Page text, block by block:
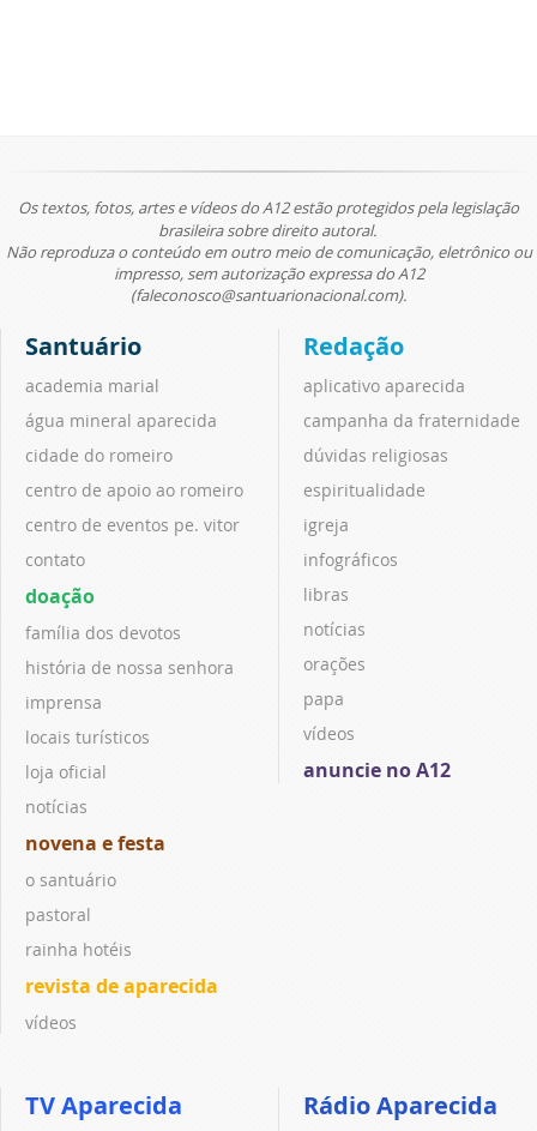
Os textos, fotos, artes e vídeos do A12 estão protegidos pela legislação
brasileira sobre direito autoral.
Não reproduza o conteúdo em outro meio de comunicação, eletrônico ou
impresso, sem autorização expressa do A12
(faleconosco@santuarionacional.com).
Santuário
academia marial
água mineral aparecida
cidade do romeiro
centro de apoio ao romeiro
centro de eventos pe. vitor
contato
doação
família dos devotos
história de nossa senhora
imprensa
locais turísticos
loja oficial
notícias
novena e festa
o santuário
pastoral
rainha hotéis
revista de aparecida
vídeos
Redação
aplicativo aparecida
campanha da fraternidade
dúvidas religiosas
espiritualidade
igreja
infográficos
libras
notícias
orações
papa
vídeos
anuncie no A12
TV Aparecida Rádio Aparecida